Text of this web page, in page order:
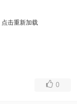
点击重新加载
0